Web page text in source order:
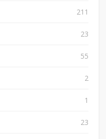
211
23
55
2
1
23